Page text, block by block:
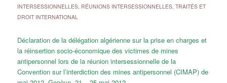
INTERSESSIONNELLES, RÉUNIONS INTERSESSIONNELLES, TRAITÉS ET
DROIT INTERNATIONAL
Déclaration de la délégation algérienne sur la prise en charges et
la réinsertion socio-économique des victimes de mines
antipersonnel lors de la réunion intersessionnelle de la
Convention sur l’interdiction des mines antipersonnel (CIMAP) de